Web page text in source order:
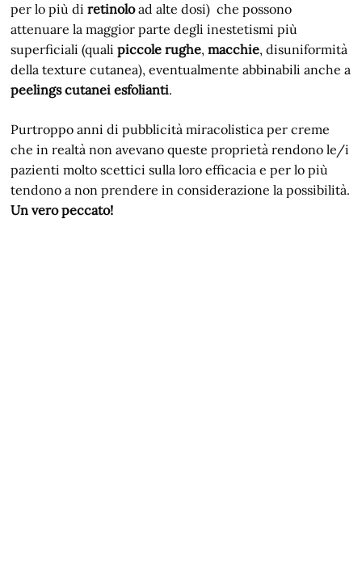
per lo più diretinoload alte dosi) che possono
attenuare la maggior parte degli inestetismi più
superficiali (qualipiccole rughe,macchie, disuniformità
della texture cutanea), eventualmente abbinabili anche a
peelings cutanei esfolianti.
Purtroppo anni di pubblicità miracolistica per creme
che in realtà non avevano queste proprietà rendono le/i
pazienti molto scettici sulla loro efficacia e per lo più
tendono a non prendere in considerazione la possibilità.
Un vero peccato!